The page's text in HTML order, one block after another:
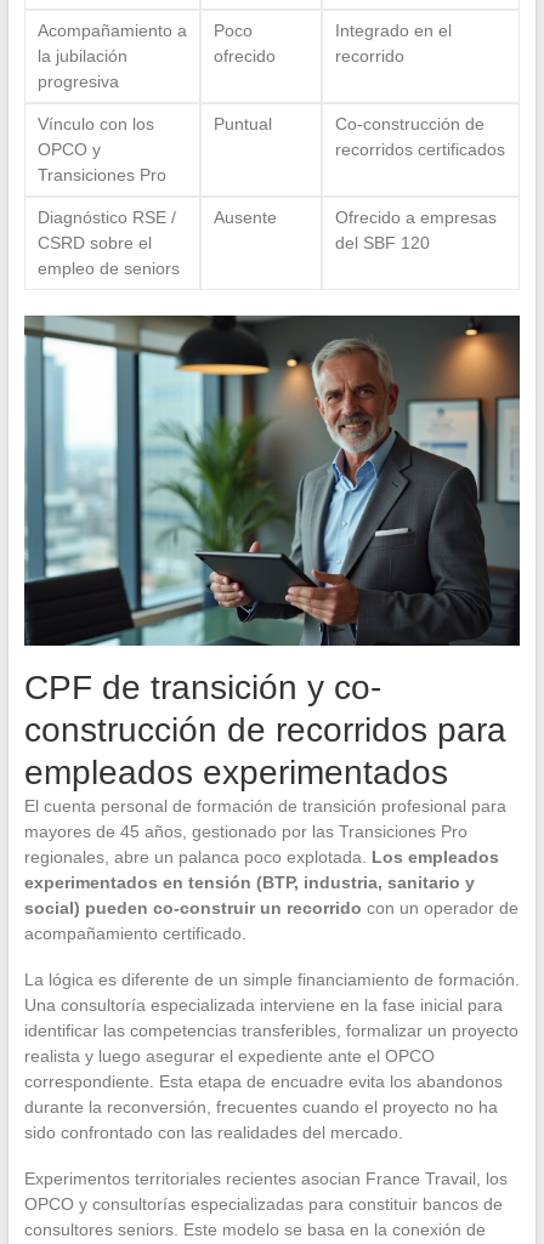
Acompañamiento a
la jubilación
progresiva
Poco
ofrecido
Integrado en el
recorrido
Vínculo con los
OPCO y
Transiciones Pro
Puntual
Co-construcción de
recorridos certificados
Diagnóstico RSE /
CSRD sobre el
empleo de seniors
Ausente
Ofrecido a empresas
del SBF 120
CPF de transición y co-
construcción de recorridos para
empleados experimentados
El cuenta personal de formación de transición profesional para
mayores de 45 años, gestionado por las Transiciones Pro
regionales, abre un palanca poco explotada. Los empleados
experimentados en tensión (BTP, industria, sanitario y
social) pueden co-construir un recorrido con un operador de
acompañamiento certificado.
La lógica es diferente de un simple financiamiento de formación.
Una consultoría especializada interviene en la fase inicial para
identificar las competencias transferibles, formalizar un proyecto
realista y luego asegurar el expediente ante el OPCO
correspondiente. Esta etapa de encuadre evita los abandonos
durante la reconversión, frecuentes cuando el proyecto no ha
sido confrontado con las realidades del mercado.
Experimentos territoriales recientes asocian France Travail, los
OPCO y consultorías especializadas para constituir bancos de
consultores seniors. Este modelo se basa en la conexión de